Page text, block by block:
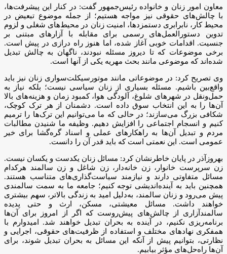
معاون امور زنان و خانواده رئیس‌جمهور گفت: در کنار این پیشرفت‌ها،
با چالش‌های حقوقی نیز مواجه هستیم؛ از جمله موضوع تبعیض در
محیط کار، نابرابری دستمزدها، امنیت زنان در محیط‌های شغلی و لزوم
تدوین دستورالعمل‌های رسمی برای مقابله با آزارهای مبتنی بر
جنسیت. اقدامات خوبی آغاز شده، اما هنوز راه درازی در پیش است.
برخی موضوعات که تا دیروز مسئله نبودند، ناگهان به چالش تبدیل
شده‌اند که موضوعی مانند بحث مهریه یکی از آنها است.
وی تصریح کرد: در موضوعاتی مانند موتورسیکلت‌سواری زنان نیز باید
واقع‌بین باشیم. مسئله بسیاری از زنان سیاسی نیست؛ بلکه نیاز به
حمل‌ونقل در شهرهای شلوغ، آلودگی هوا، کمبود زمان و هزینه‌های بالا
آن‌ها را به این انتخاب سوق داده است. دشمنان از هر ترک کوچک،
شکافی بزرگ می‌سازند؛ در حالی که ما می‌توانیم این ترک‌ها را ترمیم
کنیم و انسجام اجتماعی را افزایش دهیم. وظیفه ما شنیدن مطالبات
مردم و تبدیل آن‌ها به راهکارهای عملی و اسناد گره‌گشا برای خیر
عمومی است. این نعمتی است که باید قدر آن را دانست.
بهروز‌آذر در پایان خاطرنشان کرد: مسائل زنان یکدست و یکسان نیست.
زن سرپرست خانوار، زن خانه‌دار، زن شاغل و زن سالمند هرکدام
مسائل متفاوتی دارند و نیازمند سیاست‌گذاری‌های متناسب هستند.
همچنین باید به آینده‌اندیشی توجه کنیم؛ جامعه ما به سمت سالمندی
پیش می‌رود و زنان سالمند، به‌دلیل امید به زندگی بالاتر، سهم بیشتری
خواهند داشت. مسائل معیشتی، مسکن، ارث و حتی پدیده
سالمندآزاری از چالش‌های پیش‌روست که اگر از امروز برای آن‌ها
برنامه‌ریزی نکنیم، در آینده به بحران تبدیل خواهند شد. امیدوارم با
همفکری نهادهای مختلف و استفاده از ظرفیت‌های حقوقی، اجرایی و
نظارتی، بتوانیم پیش از آنکه این مسائل به بحران تبدیل شوند، برای
آن‌ها راه‌حل‌های مؤثر بیابیم.